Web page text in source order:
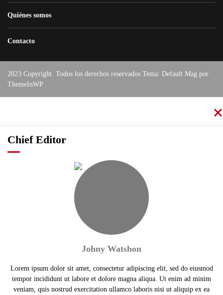
Quiénes somos
Contacto
2023 Copyright. Todos los derechos reservados Tema: Default Mag por
ThemeInWP
Chief Editor
Johny Watshon
Lorem ipsum dolor sit amet, consectetur adipiscing elit, sed do eiusmod
tempor incididunt ut labore et dolore magna aliqua. Ut enim ad minim
veniam, quis nostrud exercitation ullamco laboris nisi ut aliquip ex ea